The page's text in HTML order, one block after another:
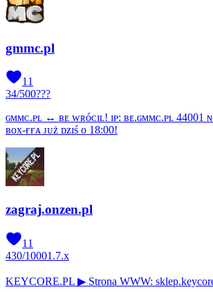
gmmc.pl
11
34/500???
ɢᴍᴍᴄ.ᴘʟ ↔ ʙᴇ ᴡʀóᴄɪʟ! ɪᴘ: ʙᴇ.ɢᴍᴍᴄ.ᴘʟ 44001
ʙᴏx-ғғᴀ ᴊᴜż ᴅᴢɪś ᴏ 18:00!
zagraj.onzen.pl
11
430/10001.7.x
KEYCORE.PL ▶ Strona WWW: